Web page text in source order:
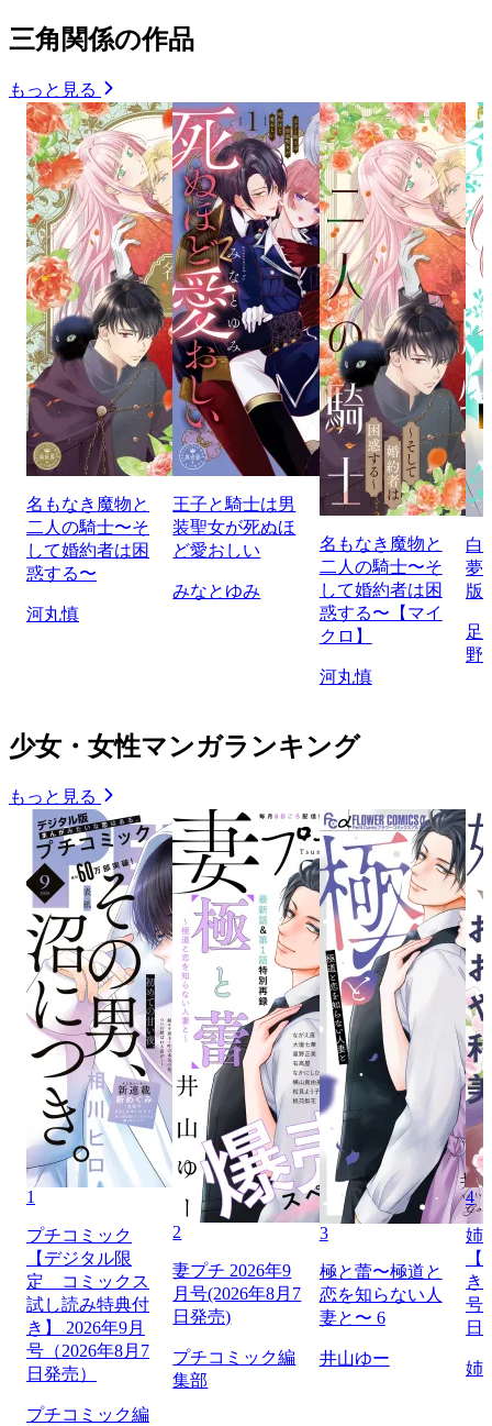
三角関係の作品
もっと見る
名もなき魔物と
二人の騎士〜そ
して婚約者は困
惑する〜
河丸慎
王子と騎士は男
装聖女が死ぬほ
ど愛おしい
みなとゆみ
名もなき魔物と
二人の騎士〜そ
して婚約者は困
惑する〜【マイ
クロ】
河丸慎
白
夢
版
足
野
少女・女性マンガランキング
もっと見る
1
プチコミック
【デジタル限
定 コミックス
試し読み特典付
き】 2026年9月
号（2026年8月7
日発売）
プチコミック編
2
妻プチ 2026年9
月号(2026年8月7
日発売)
プチコミック編
集部
3
極と蕾〜極道と
恋を知らない人
妻と〜 6
井山ゆー
4
姉
き
号
日
姉